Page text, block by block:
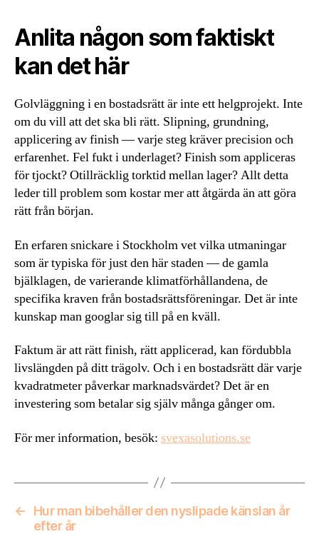
Anlita någon som faktiskt
kan det här
Golvläggning i en bostadsrätt är inte ett helgprojekt. Inte
om du vill att det ska bli rätt. Slipning, grundning,
applicering av finish — varje steg kräver precision och
erfarenhet. Fel fukt i underlaget? Finish som appliceras
för tjockt? Otillräcklig torktid mellan lager? Allt detta
leder till problem som kostar mer att åtgärda än att göra
rätt från början.
En erfaren snickare i Stockholm vet vilka utmaningar
som är typiska för just den här staden — de gamla
bjälklagen, de varierande klimatförhållandena, de
specifika kraven från bostadsrättsföreningar. Det är inte
kunskap man googlar sig till på en kväll.
Faktum är att rätt finish, rätt applicerad, kan fördubbla
livslängden på ditt trägolv. Och i en bostadsrätt där varje
kvadratmeter påverkar marknadsvärdet? Det är en
investering som betalar sig själv många gånger om.
För mer information, besök: svexasolutions.se
←
Hur man bibehåller den nyslipade känslan år
efter år